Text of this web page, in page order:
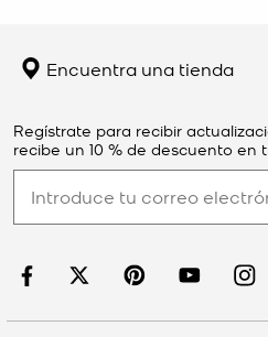
Encuentra una tienda
Regístrate para recibir
recibe un 10 % de descuento en